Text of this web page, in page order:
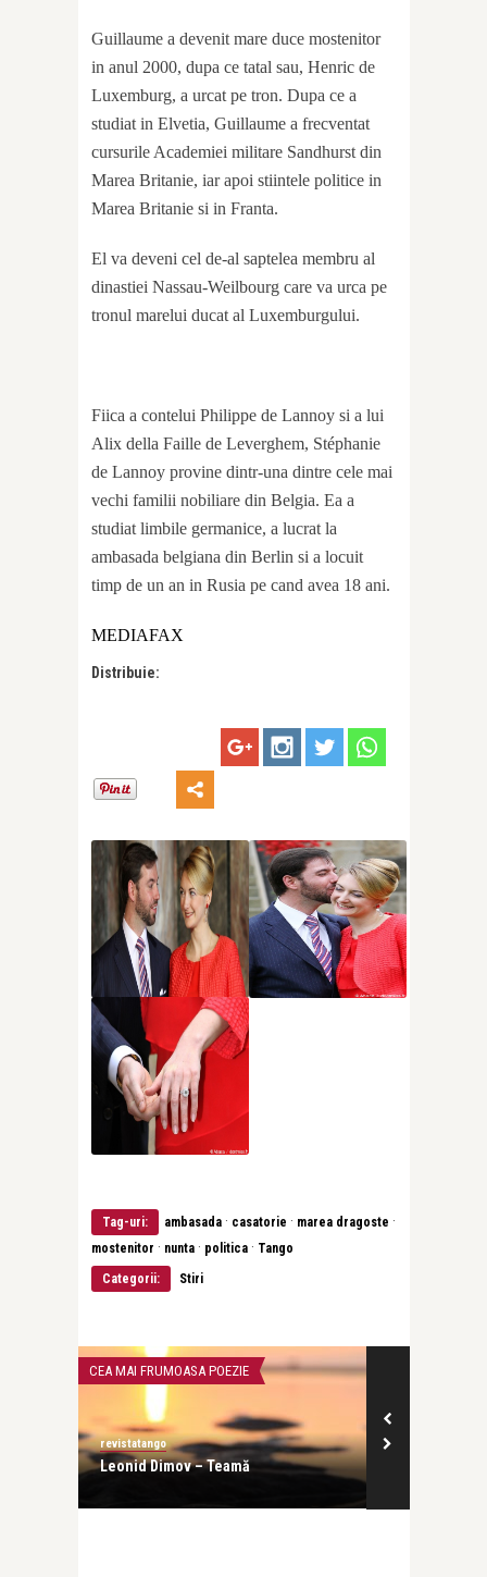
Guillaume a devenit mare duce mostenitor
in anul 2000, dupa ce tatal sau, Henric de
Luxemburg, a urcat pe tron. Dupa ce a
studiat in Elvetia, Guillaume a frecventat
cursurile Academiei militare Sandhurst din
Marea Britanie, iar apoi stiintele politice in
Marea Britanie si in Franta.
El va deveni cel de-al saptelea membru al
dinastiei Nassau-Weilbourg care va urca pe
tronul marelui ducat al Luxemburgului.
Fiica a contelui Philippe de Lannoy si a lui
Alix della Faille de Leverghem, Stéphanie
de Lannoy provine dintr-una dintre cele mai
vechi familii nobiliare din Belgia. Ea a
studiat limbile germanice, a lucrat la
ambasada belgiana din Berlin si a locuit
timp de un an in Rusia pe cand avea 18 ani.
MEDIAFAX
Distribuie:
Tag-uri: ambasada · casatorie · marea dragoste ·
mostenitor · nunta · politica · Tango
Categorii:
Stiri
CEA MAI FRUMOASA POEZIE
revistatango
Leonid Dimov – Teamă